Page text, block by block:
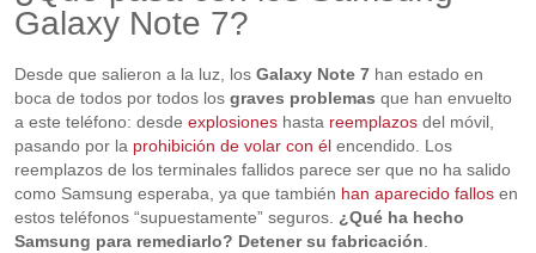
Galaxy Note 7?
Desde que salieron a la luz, los Galaxy Note 7han estado en
boca de todos por todos los graves problemas que han envuelto
a este teléfono: desde explosioneshasta reemplazosdel móvil,
pasando por la prohibición de volar con élencendido. Los
reemplazos de los terminales fallidos parece ser que no ha salido
como Samsung esperaba, ya que también han aparecido fallosen
estos teléfonos “supuestamente” seguros. ¿Qué ha hecho
Samsung para remediarlo? Detener su fabricación.